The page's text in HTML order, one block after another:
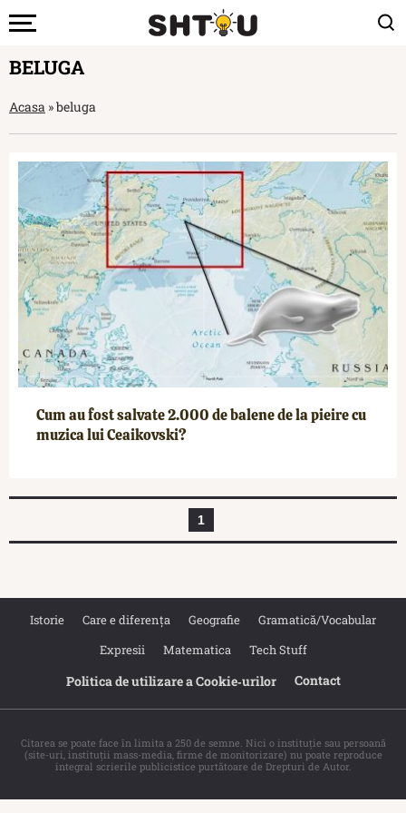
BELUGA
Acasa »beluga
Cum au fost salvate 2.000 de balene de la pieire cu
muzica lui Ceaikovski?
1
Istorie Care e diferența Geografie
Gramatică/Vocabular
Expresii
Matematica Tech Stuff
Politica de utilizare a Cookie‐urilor Contact
Citarea se poate face în limita a 250 de semne. Nici o instituţie sau persoană
(site-uri, instituţii mass-media, firme de monitorizare) nu poate reproduce
integral scrierile publicistice purtătoare de Drepturi de Autor.